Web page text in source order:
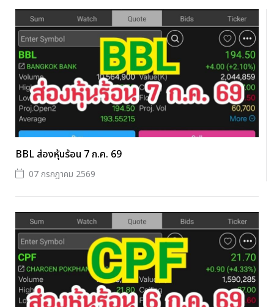
BBL ส่องหุ้นร้อน 7 ก.ค. 69
07 กรกฎาคม 2569